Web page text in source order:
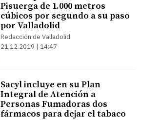
Pisuerga de 1.000 metros
cúbicos por segundo a su paso
por Valladolid
Redacción de Valladolid
21.12.2019 | 14:47
Sacyl incluye en su Plan
Integral de Atención a
Personas Fumadoras dos
fármacos para dejar el tabaco